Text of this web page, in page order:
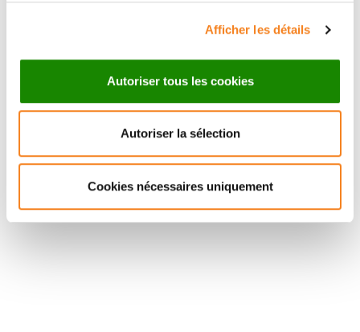
Afficher les détails
Autoriser tous les cookies
Autoriser la sélection
Cookies nécessaires uniquement
Suivez l'Institut Curie